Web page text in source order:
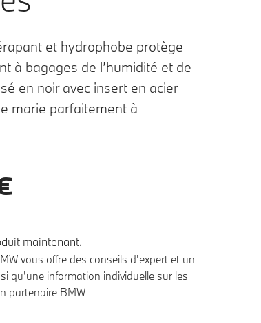
et hydrophobe protège
à bagages de l’humidité et de
en noir avec insert en acier
marie parfaitement à
maintenant.
vous offre des conseils d'expert et un
qu'une information individuelle sur les
partenaire BMW